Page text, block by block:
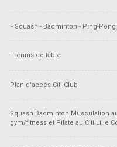
- Squash - Badminton - Ping-Pong
-Tennis de table
Plan d'accés Citi Club
Squash Badminton Musculation
gym/fitness et Pilate au Citi Lille